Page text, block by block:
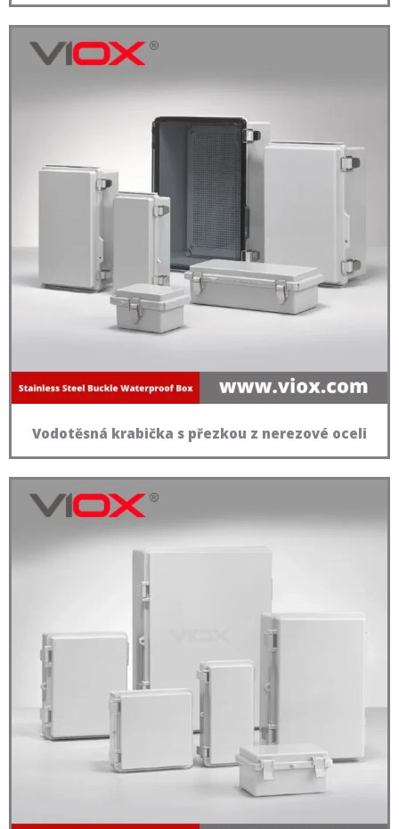
Vodotěsná krabička s přezkou z nerezové oceli